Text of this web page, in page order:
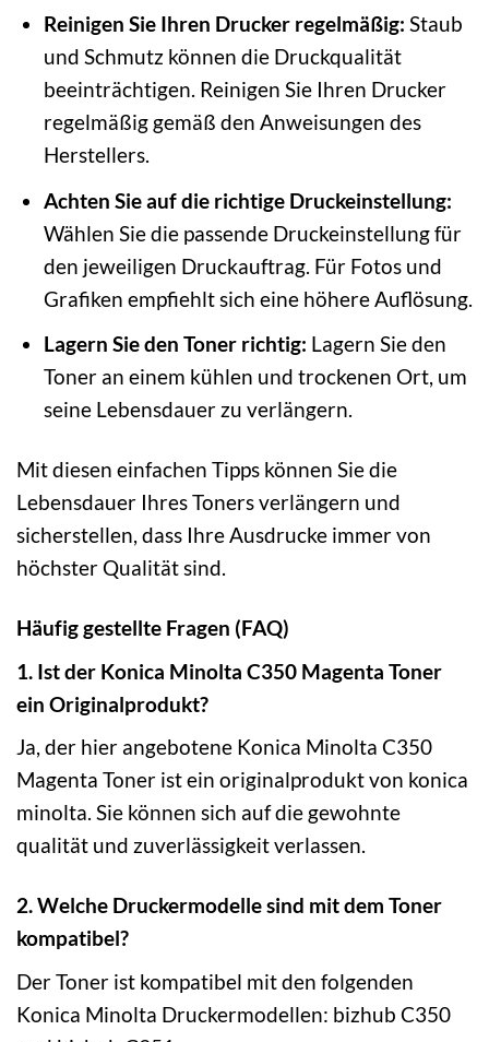
Reinigen Sie Ihren Drucker regelmäßig: Staub
und Schmutz können die Druckqualität
beeinträchtigen. Reinigen Sie Ihren Drucker
regelmäßig gemäß den Anweisungen des
Herstellers.
Achten Sie auf die richtige Druckeinstellung:
Wählen Sie die passende Druckeinstellung für
den jeweiligen Druckauftrag. Für Fotos und
Grafiken empfiehlt sich eine höhere Auflösung.
Lagern Sie den Toner richtig: Lagern Sie den
Toner an einem kühlen und trockenen Ort, um
seine Lebensdauer zu verlängern.
Mit diesen einfachen Tipps können Sie die
Lebensdauer Ihres Toners verlängern und
sicherstellen, dass Ihre Ausdrucke immer von
höchster Qualität sind.
Häufig gestellte Fragen (FAQ)
1. Ist der Konica Minolta C350 Magenta Toner
ein Originalprodukt?
Ja, der hier angebotene Konica Minolta C350
Magenta Toner ist ein originalprodukt von konica
minolta. Sie können sich auf die gewohnte
qualität und zuverlässigkeit verlassen.
2. Welche Druckermodelle sind mit dem Toner
kompatibel?
Der Toner ist kompatibel mit den folgenden
Konica Minolta Druckermodellen: bizhub C350